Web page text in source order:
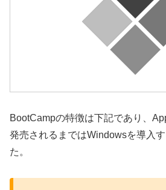
BootCampの特徴は下記であり、
発売されるまではWindowsを導入
た。